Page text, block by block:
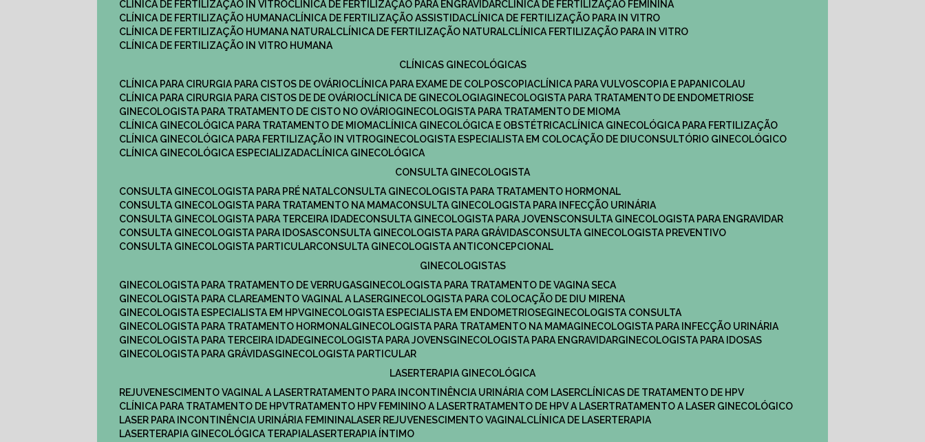
CLÍNICA DE FERTILIZAÇÃO IN VITRO
CLÍNICA DE FERTILIZAÇÃO PARA ENGRAVIDAR
CLÍNICA DE FERTILIZAÇÃO FEMININA
CLÍNICA DE FERTILIZAÇÃO HUMANA
CLÍNICA DE FERTILIZAÇÃO ASSISTIDA
CLÍNICA DE FERTILIZAÇÃO PARA IN VITRO
CLÍNICA DE FERTILIZAÇÃO HUMANA NATURAL
CLÍNICA DE FERTILIZAÇÃO NATURAL
CLÍNICA FERTILIZAÇÃO PARA IN VITRO
CLÍNICA DE FERTILIZAÇÃO IN VITRO HUMANA
CLÍNICAS GINECOLÓGICAS
CLÍNICA PARA CIRURGIA PARA CISTOS DE OVÁRIO
CLÍNICA PARA EXAME DE COLPOSCOPIA
CLÍNICA PARA VULVOSCOPIA E PAPANICOLAU
CLÍNICA PARA CIRURGIA PARA CISTOS DE DE OVÁRIO
CLÍNICA DE GINECOLOGIA
GINECOLOGISTA PARA TRATAMENTO DE ENDOMETRIOSE
GINECOLOGISTA PARA TRATAMENTO DE CISTO NO OVÁRIO
GINECOLOGISTA PARA TRATAMENTO DE MIOMA
CLÍNICA GINECOLÓGICA PARA TRATAMENTO DE MIOMA
CLÍNICA GINECOLÓGICA E OBSTÉTRICA
CLÍNICA GINECOLÓGICA PARA FERTILIZAÇÃO
CLÍNICA GINECOLÓGICA PARA FERTILIZAÇÃO IN VITRO
GINECOLOGISTA ESPECIALISTA EM COLOCAÇÃO DE DIU
CONSULTÓRIO GINECOLÓGICO
CLÍNICA GINECOLÓGICA ESPECIALIZADA
CLÍNICA GINECOLÓGICA
CONSULTA GINECOLOGISTA
CONSULTA GINECOLOGISTA PARA PRÉ NATAL
CONSULTA GINECOLOGISTA PARA TRATAMENTO HORMONAL
CONSULTA GINECOLOGISTA PARA TRATAMENTO NA MAMA
CONSULTA GINECOLOGISTA PARA INFECÇÃO URINÁRIA
CONSULTA GINECOLOGISTA PARA TERCEIRA IDADE
CONSULTA GINECOLOGISTA PARA JOVENS
CONSULTA GINECOLOGISTA PARA ENGRAVIDAR
CONSULTA GINECOLOGISTA PARA IDOSAS
CONSULTA GINECOLOGISTA PARA GRÁVIDAS
CONSULTA GINECOLOGISTA PREVENTIVO
CONSULTA GINECOLOGISTA PARTICULAR
CONSULTA GINECOLOGISTA ANTICONCEPCIONAL
GINECOLOGISTAS
GINECOLOGISTA PARA TRATAMENTO DE VERRUGAS
GINECOLOGISTA PARA TRATAMENTO DE VAGINA SECA
GINECOLOGISTA PARA CLAREAMENTO VAGINAL A LASER
GINECOLOGISTA PARA COLOCAÇÃO DE DIU MIRENA
GINECOLOGISTA ESPECIALISTA EM HPV
GINECOLOGISTA ESPECIALISTA EM ENDOMETRIOSE
GINECOLOGISTA CONSULTA
GINECOLOGISTA PARA TRATAMENTO HORMONAL
GINECOLOGISTA PARA TRATAMENTO NA MAMA
GINECOLOGISTA PARA INFECÇÃO URINÁRIA
GINECOLOGISTA PARA TERCEIRA IDADE
GINECOLOGISTA PARA JOVENS GINECOLOGISTA PARA ENGRAVIDAR
GINECOLOGISTA PARA IDOSAS
GINECOLOGISTA PARA GRÁVIDAS
GINECOLOGISTA PARTICULAR
LASERTERAPIA GINECOLÓGICA
REJUVENESCIMENTO VAGINAL A LASER
TRATAMENTO PARA INCONTINÊNCIA URINÁRIA COM LASER
CLÍNICAS DE TRATAMENTO DE HPV
CLÍNICA PARA TRATAMENTO DE HPV
TRATAMENTO HPV FEMININO A LASER TRATAMENTO DE HPV A LASER
TRATAMENTO A LASER GINECOLÓGICO
LASER PARA INCONTINÊNCIA URINÁRIA FEMININA LASER REJUVENESCIMENTO VAGINAL
CLÍNICA DE LASERTERAPIA
LASERTERAPIA GINECOLÓGICA TERAPIA LASERTERAPIA ÍNTIMO